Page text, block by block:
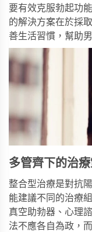
要有效克服勃起功
的解決方案在於採
善生活習慣，幫助
多管齊下的治
整合型治療是對抗
能建議不同的治療
真空助勃器、心理
法不應各自為政，